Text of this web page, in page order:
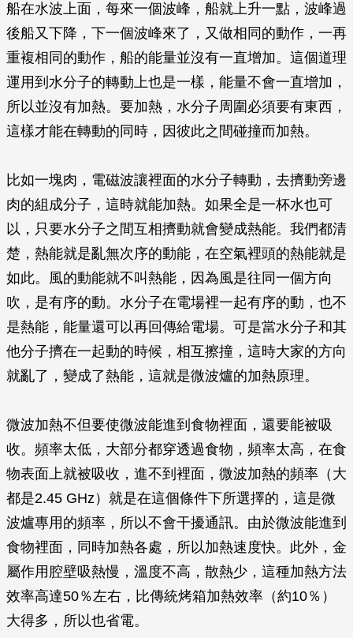
船在水波上面，每來一個波峰，船就上升一點，波峰過
後船又下降，下一個波峰來了，又做相同的動作，一再
重複相同的動作，船的能量並沒有一直增加。這個道理
運用到水分子的轉動上也是一樣，能量不會一直增加，
所以並沒有加熱。要加熱，水分子周圍必須要有東西，
這樣才能在轉動的同時，因彼此之間碰撞而加熱。
比如一塊肉，電磁波讓裡面的水分子轉動，去擠動旁邊
肉的組成分子，這時就能加熱。如果全是一杯水也可
以，只要水分子之間互相擠動就會變成熱能。我們都清
楚，熱能就是亂無次序的動能，在空氣裡頭的熱能就是
如此。風的動能就不叫熱能，因為風是往同一個方向
吹，是有序的動。水分子在電場裡一起有序的動，也不
是熱能，能量還可以再回傳給電場。可是當水分子和其
他分子擠在一起動的時候，相互擦撞，這時大家的方向
就亂了，變成了熱能，這就是微波爐的加熱原理。
微波加熱不但要使微波能進到食物裡面，還要能被吸
收。頻率太低，大部分都穿透過食物，頻率太高，在食
物表面上就被吸收，進不到裡面，微波加熱的頻率（大
都是2.45 GHz）就是在這個條件下所選擇的，這是微
波爐專用的頻率，所以不會干擾通訊。由於微波能進到
食物裡面，同時加熱各處，所以加熱速度快。此外，金
屬作用腔壁吸熱慢，溫度不高，散熱少，這種加熱方法
效率高達50％左右，比傳統烤箱加熱效率（約10％）
大得多，所以也省電。